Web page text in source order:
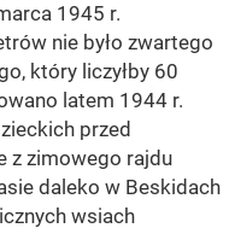
1945 r.
nie było zwartego
który liczyłby 60
latem 1944 r.
przed
z zimowego rajdu
daleko w Beskidach
wsiach